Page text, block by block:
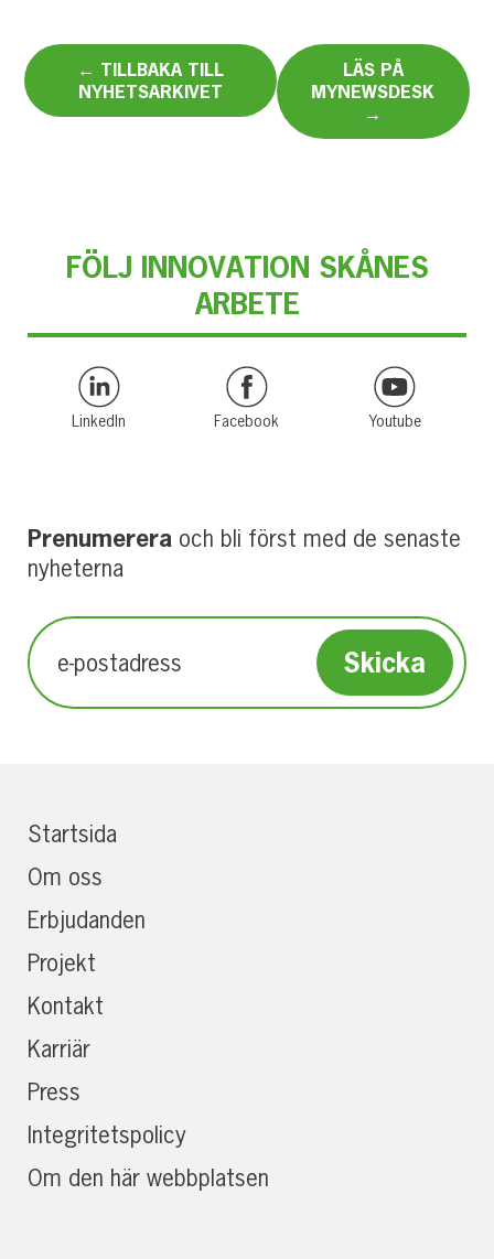
← TILLBAKA TILL
NYHETSARKIVET
LÄS PÅ
MYNEWSDESK
→
FÖLJ INNOVATION SKÅNES
ARBETE
LinkedIn Facebook Youtube
Prenumerera och bli först med de senaste
nyheterna
Startsida
Om oss
Erbjudanden
Projekt
Kontakt
Karriär
Press
Integritetspolicy
Om den här webbplatsen